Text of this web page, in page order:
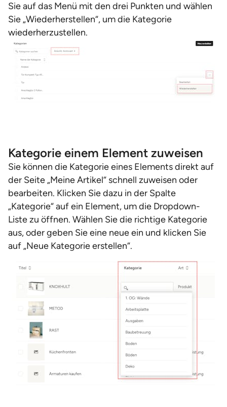
Sie auf das Menü mit den drei Punkten und wählen
Sie „Wiederherstellen“, um die Kategorie
wiederherzustellen.
Kategorie einem Element zuweisen
Sie können die Kategorie eines Elements direkt auf
der Seite „Meine Artikel“ schnell zuweisen oder
bearbeiten. Klicken Sie dazu in der Spalte
„Kategorie“ auf ein Element, um die Dropdown-
Liste zu öffnen. Wählen Sie die richtige Kategorie
aus, oder geben Sie eine neue ein und klicken Sie
auf „Neue Kategorie erstellen“.